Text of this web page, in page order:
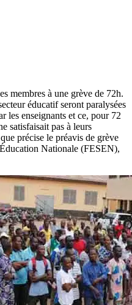
membres à une grève de 72h.
éducatif seront paralysées
les enseignants et ce, pour 72
satisfaisait pas à leurs
précise le préavis de grève
Nationale (FESEN),